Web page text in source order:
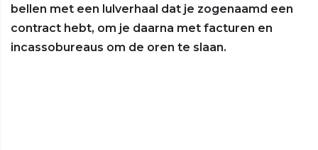
bellen met een lulverhaal dat je zogenaamd een
contract hebt, om je daarna met facturen en
incassobureaus om de oren te slaan.